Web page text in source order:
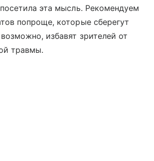
эта мысль. Рекомендуем
попроще, которые сберегут
избавят зрителей от
травмы.